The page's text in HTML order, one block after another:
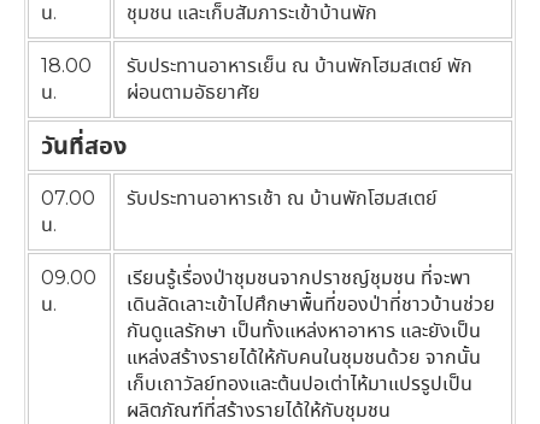
น.
ชุมชน และเก็บสัมภาระเข้าบ้านพัก
18.00
น.
รับประทานอาหารเย็น ณ บ้านพักโฮมสเตย์ พัก
ผ่อนตามอัธยาศัย
วันที่สอง
07.00
น.
รับประทานอาหารเช้า ณ บ้านพักโฮมสเตย์
09.00
น.
เรียนรู้เรื่องป่าชุมชนจากปราชญ์ชุมชน ที่จะพา
เดินลัดเลาะเข้าไปศึกษาพื้นที่ของป่าที่ชาวบ้านช่วย
กันดูแลรักษา เป็นทั้งแหล่งหาอาหาร และยังเป็น
แหล่งสร้างรายได้ให้กับคนในชุมชนด้วย จากนั้น
เก็บเถาวัลย์ทองและต้นปอเต่าไห้มาแปรรูปเป็น
ผลิตภัณฑ์ที่สร้างรายได้ให้กับชุมชน